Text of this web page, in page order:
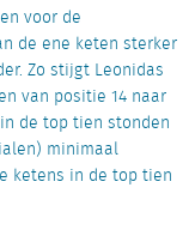
voor de
de ene keten sterker
Zo stijgt Leonidas
van positie 14 naar
de top tien stonden
minimaal
ketens in de top tien